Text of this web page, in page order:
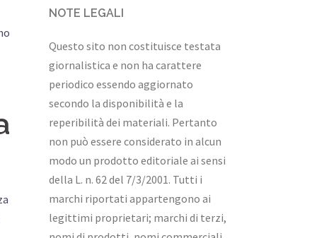
NOTE LEGALI
Questo sito non costituisce testata
giornalistica e non ha carattere
periodico essendo aggiornato
secondo la disponibilità e la
reperibilità dei materiali. Pertanto
non può essere considerato in alcun
modo un prodotto editoriale ai sensi
della L. n. 62 del 7/3/2001. Tutti i
marchi riportati appartengono ai
legittimi proprietari; marchi di terzi,